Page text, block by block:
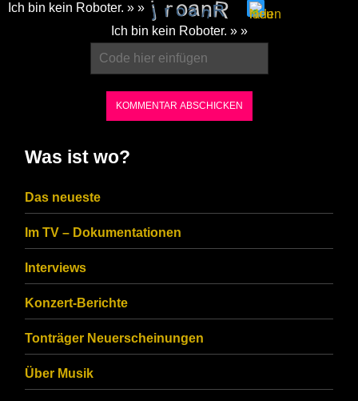
Ich bin kein Roboter. » »
CAPTCHA
ensure
that
you
are
human.
Ich bin kein Roboter. » »
Was ist wo?
Das neueste
Im TV – Dokumentationen
Interviews
Konzert-Berichte
Tonträger Neuerscheinungen
Über Musik